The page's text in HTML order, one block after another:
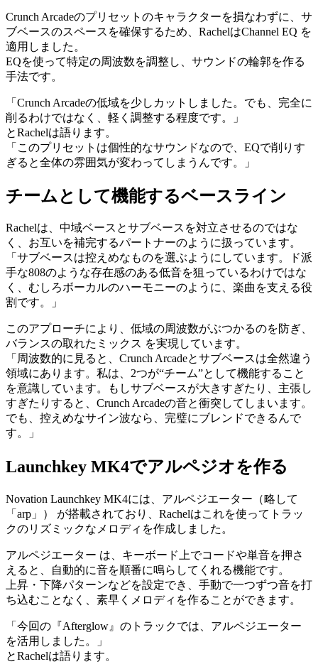
Crunch Arcadeのプリセットのキャラクターを損なわずに、サ
ブベースのスペースを確保するため、RachelはChannel EQ を
適用しました。
EQを使って特定の周波数を調整し、サウンドの輪郭を作る
手法です。
「Crunch Arcadeの低域を少しカットしました。でも、完全に
削るわけではなく、軽く調整する程度です。」
とRachelは語ります。
「このプリセットは個性的なサウンドなので、EQで削りす
ぎると全体の雰囲気が変わってしまうんです。」
チームとして機能するベースライン
Rachelは、中域ベースとサブベースを対立させるのではな
く、お互いを補完するパートナーのように扱っています。
「サブベースは控えめなものを選ぶようにしています。ド派
手な808のような存在感のある低音を狙っているわけではな
く、むしろボーカルのハーモニーのように、楽曲を支える役
割です。」
このアプローチにより、低域の周波数がぶつかるのを防ぎ、
バランスの取れたミックス を実現しています。
「周波数的に見ると、Crunch Arcadeとサブベースは全然違う
領域にあります。私は、2つが“チーム”として機能すること
を意識しています。もしサブベースが大きすぎたり、主張し
すぎたりすると、Crunch Arcadeの音と衝突してしまいます。
でも、控えめなサイン波なら、完璧にブレンドできるんで
す。」
Launchkey MK4でアルペジオを作る
Novation Launchkey MK4には、アルペジエーター（略して
「arp」） が搭載されており、Rachelはこれを使ってトラッ
クのリズミックなメロディを作成しました。
アルペジエーター は、キーボード上でコードや単音を押さ
えると、自動的に音を順番に鳴らしてくれる機能です。
上昇・下降パターンなどを設定でき、手動で一つずつ音を打
ち込むことなく、素早くメロディを作ることができます。
「今回の『Afterglow』のトラックでは、アルペジエーター
を活用しました。」
とRachelは語ります。